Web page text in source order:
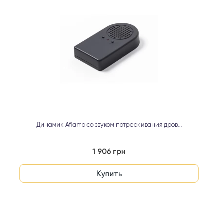
Динамик Aflamo со звуком потрескивания дров...
1 906 грн
Купить